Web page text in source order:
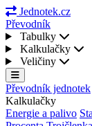
Jednotek.cz
Převodník
Tabulky
Kalkulačky
Veličiny
Převodník jednotek
Kalkulačky
Energie a palivo